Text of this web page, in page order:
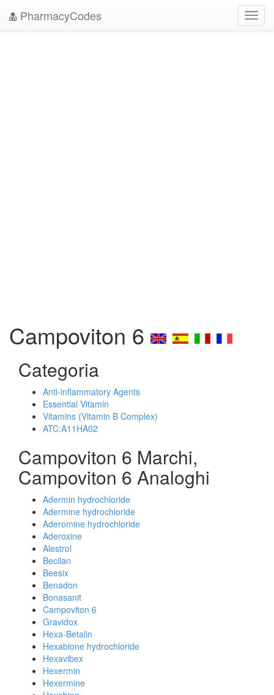
PharmacyCodes
Campoviton 6
Categoria
Anti-inflammatory Agents
Essential Vitamin
Vitamins (Vitamin B Complex)
ATC:A11HA02
Campoviton 6 Marchi,
Campoviton 6 Analoghi
Adermin hydrochloride
Adermine hydrochloride
Aderomine hydrochloride
Aderoxine
Alestrol
Becilan
Beesix
Benadon
Bonasanit
Campoviton 6
Gravidox
Hexa-Betalin
Hexabione hydrochloride
Hexavibex
Hexermin
Hexermine